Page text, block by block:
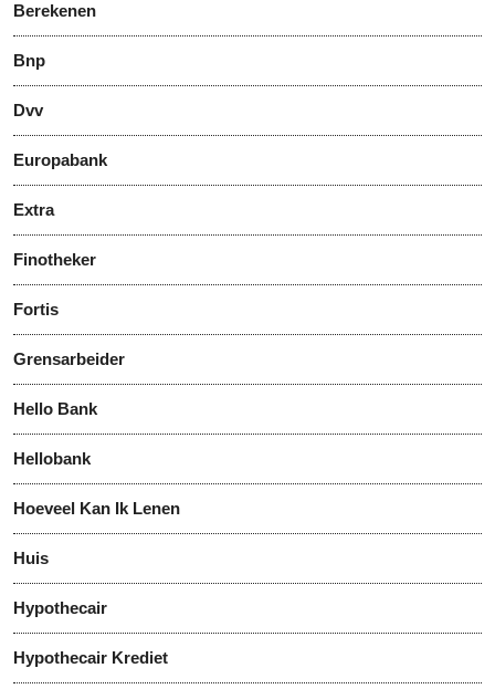
Berekenen
Bnp
Dvv
Europabank
Extra
Finotheker
Fortis
Grensarbeider
Hello Bank
Hellobank
Hoeveel Kan Ik Lenen
Huis
Hypothecair
Hypothecair Krediet